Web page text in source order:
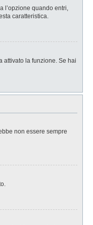
l’opzione quando entri,
caratteristica.
attivato la funzione. Se hai
non essere sempre